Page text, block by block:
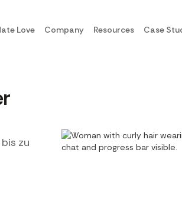
Love Company Resources Case
zu